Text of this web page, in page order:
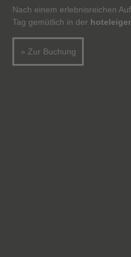
Nach einem erlebnisreichen
Tag gemütlich in der
» Zur Buchung